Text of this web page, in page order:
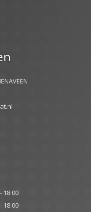
18:00
18:00